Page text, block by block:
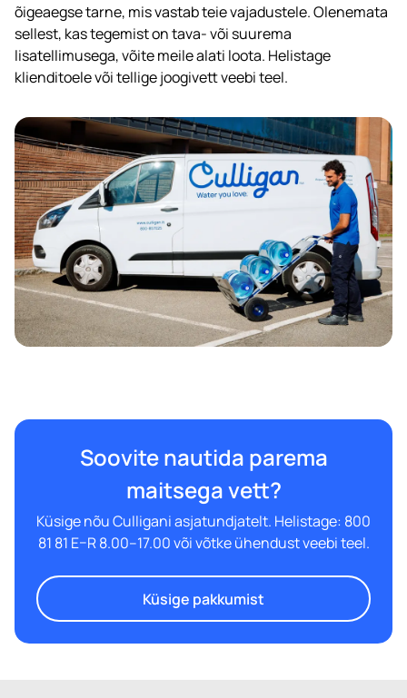
õigeaegse tarne, mis vastab teie vajadustele. Olenemata
sellest, kas tegemist on tava- või suurema
lisatellimusega, võite meile alati loota. Helistage
klienditoele või tellige joogivett veebi teel.
Soovite nautida parema
maitsega vett?
Küsige nõu Culligani asjatundjatelt. Helistage: 800
81 81 E–R 8.00–17.00 või võtke ühendust veebi teel.
Küsige pakkumist